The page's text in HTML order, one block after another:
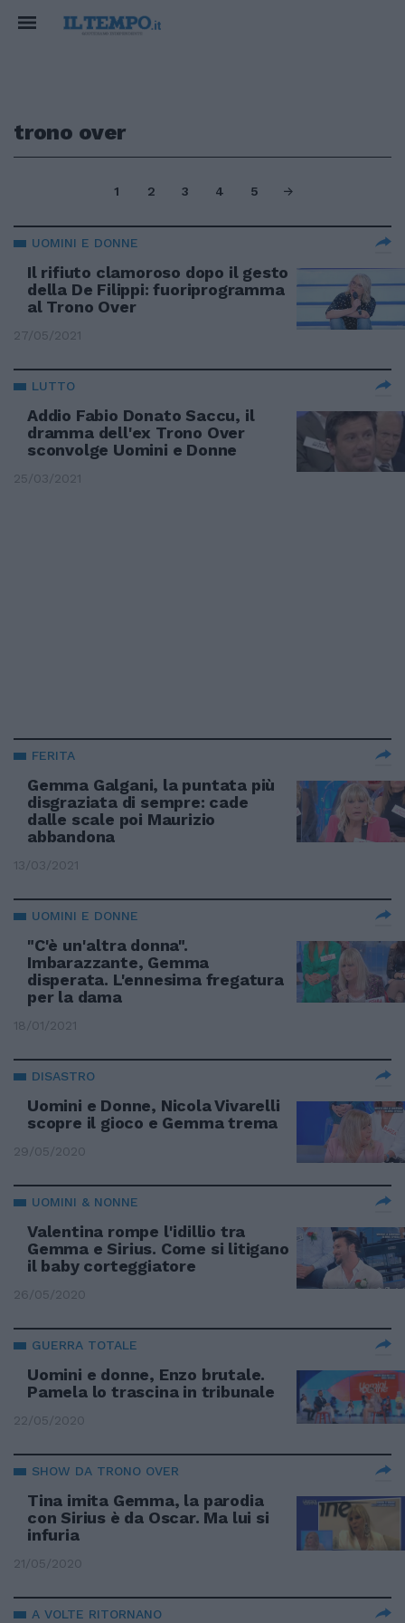
trono over
1 2 3 4 5
UOMINI E DONNE
Il rifiuto clamoroso dopo il gesto
della De Filippi: fuoriprogramma
al Trono Over
27/05/2021
LUTTO
Addio Fabio Donato Saccu, il
dramma dell'ex Trono Over
sconvolge Uomini e Donne
25/03/2021
FERITA
Gemma Galgani, la puntata più
disgraziata di sempre: cade
dalle scale poi Maurizio
abbandona
13/03/2021
UOMINI E DONNE
"C'è un'altra donna".
Imbarazzante, Gemma
disperata. L'ennesima fregatura
per la dama
18/01/2021
DISASTRO
Uomini e Donne, Nicola Vivarelli
scopre il gioco e Gemma trema
29/05/2020
UOMINI & NONNE
Valentina rompe l'idillio tra
Gemma e Sirius. Come si litigano
il baby corteggiatore
26/05/2020
GUERRA TOTALE
Uomini e donne, Enzo brutale.
Pamela lo trascina in tribunale
22/05/2020
SHOW DA TRONO OVER
Tina imita Gemma, la parodia
con Sirius è da Oscar. Ma lui si
infuria
21/05/2020
A VOLTE RITORNANO